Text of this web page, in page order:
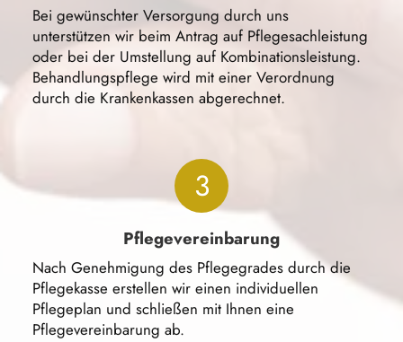
Bei gewünschter Versorgung durch uns
unterstützen wir beim Antrag auf Pflegesachleistung
oder bei der Umstellung auf Kombinationsleistung.
Behandlungspflege wird mit einer Verordnung
durch die Krankenkassen abgerechnet.
3
Pflegevereinbarung
Nach Genehmigung des Pflegegrades durch die
Pflegekasse erstellen wir einen individuellen
Pflegeplan und schließen mit Ihnen eine
Pflegevereinbarung ab.